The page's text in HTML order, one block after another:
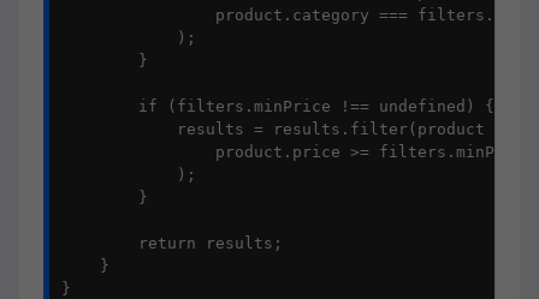
product.category ===
            );
        }
        if (filters.minPrice !== undefined) {
            results = results.filter(product =>
                product.price >= filters.minPrice
            );
        }
        return results;
    }
}